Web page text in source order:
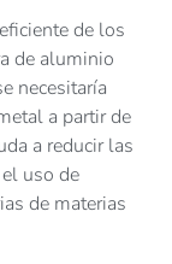
de los
de aluminio
necesitaría
a partir de
a reducir las
uso de
de materias